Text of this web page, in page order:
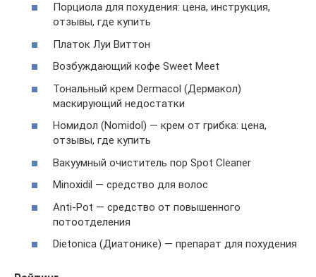
Порциола для похудения: цена, инструкция,
отзывы, где купить
Платок Луи Виттон
Возбуждающий кофе Sweet Meet
Тональный крем Dermacol (Дермакол)
маскирующий недостатки
Номидол (Nomidol) — крем от грибка: цена,
отзывы, где купить
Вакуумный очиститель пор Spot Cleaner
Minoxidil — средство для волос
Anti-Pot — средство от повышенного
потоотделения
Dietonica (Диатонике) — препарат для похудения